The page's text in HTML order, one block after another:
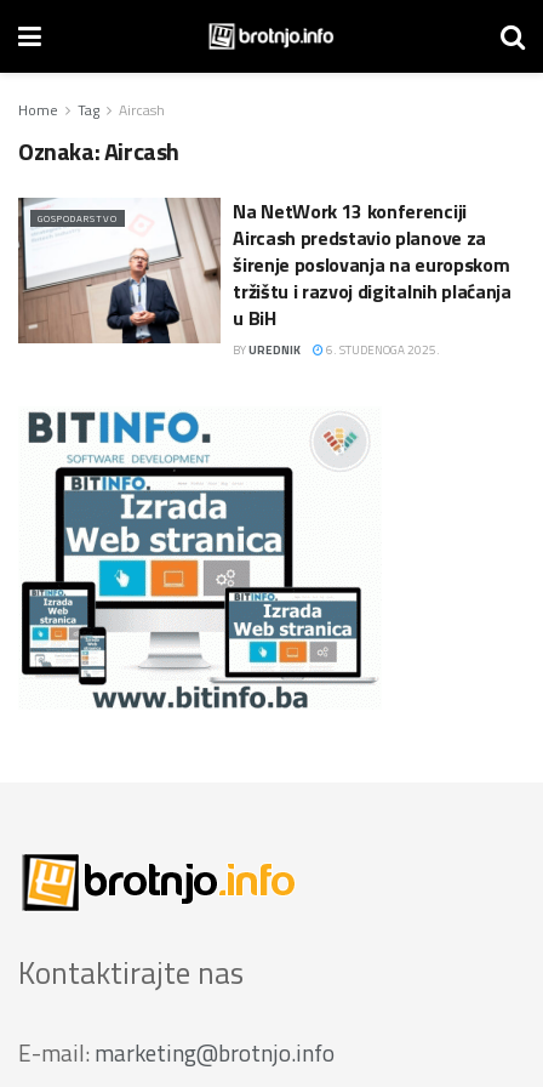
Home Tag Aircash
Oznaka:Aircash
GOSPODARSTVO
Na NetWork 13 konferenciji
Aircash predstavio planove za
širenje poslovanja na europskom
tržištu i razvoj digitalnih plaćanja
u BiH
BYUREDNIK 6. STUDENOGA 2025.
Kontaktirajte nas
E-mail: marketing@brotnjo.info